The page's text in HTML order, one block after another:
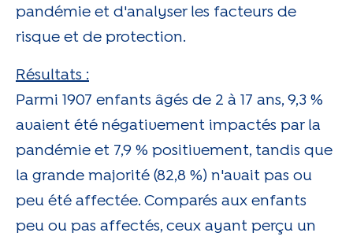
pandémie et d'analyser les facteurs de
risque et de protection.
Résultats :
Parmi 1907 enfants âgés de 2 à 17 ans, 9,3 %
avaient été négativement impactés par la
pandémie et 7,9 % positivement, tandis que
la grande majorité (82,8 %) n'avait pas ou
peu été affectée. Comparés aux enfants
peu ou pas affectés, ceux ayant perçu un